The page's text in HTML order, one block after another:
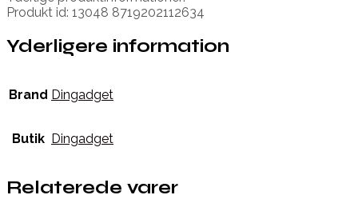
Produkt id: 13048 8719202112634
Yderligere information
Brand Dingadget
Butik Dingadget
Relaterede varer